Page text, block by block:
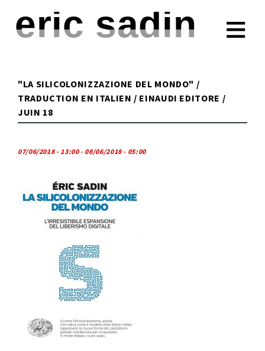
eric sadin
FICTIONS
PRESSE
TRIBUNES
CONTACT
"LA SILICOLONIZZAZIONE DEL MONDO" /
TRADUCTION EN ITALIEN / EINAUDI EDITORE /
JUIN 18
07/06/2018 - 13:00- 08/06/2018 - 05:00